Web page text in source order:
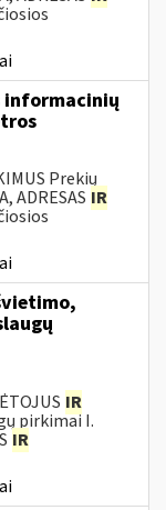
informacinių
Prekių
ADRESAS IR
IR
pirkimai I.
IR